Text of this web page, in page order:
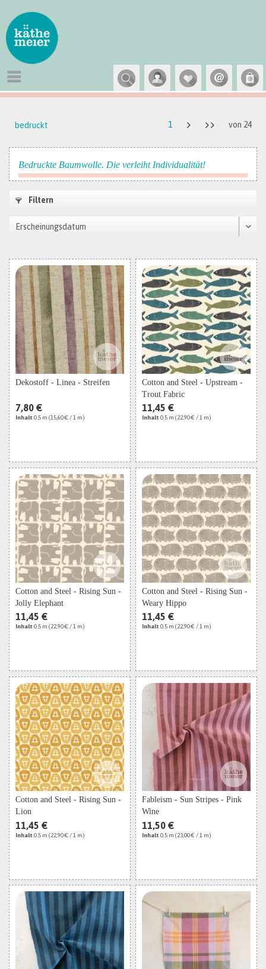
bedruckt
Bedruckte Baumwolle. Die verleiht Individualität!
Filtern
Dekostoff - Linea - Streifen
7,80 €
Inhalt0.5 m(15,60 € / 1 m)
Cotton and Steel - Upstream -
Trout Fabric
11,45 €
Inhalt0.5 m(22,90 € / 1 m)
Cotton and Steel - Rising Sun -
Jolly Elephant
11,45 €
Inhalt0.5 m(22,90 € / 1 m)
Cotton and Steel - Rising Sun -
Weary Hippo
11,45 €
Inhalt0.5 m(22,90 € / 1 m)
Cotton and Steel - Rising Sun -
Lion
11,45 €
Inhalt0.5 m(22,90 € / 1 m)
Fableism - Sun Stripes - Pink
Wine
11,50 €
Inhalt0.5 m(23,00 € / 1 m)
1 von 24